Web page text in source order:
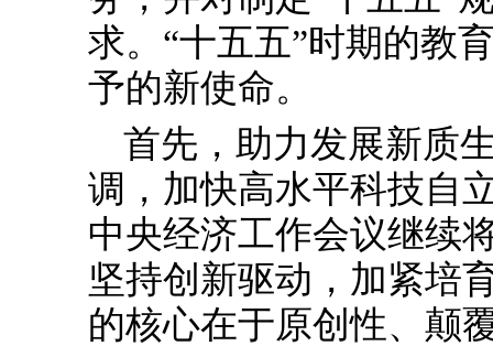
求。“十五五”时期的教
予的新使命。
首先，助力发展新质
调，加快高水平科技自
中央经济工作会议继续
坚持创新驱动，加紧培
的核心在于原创性、颠